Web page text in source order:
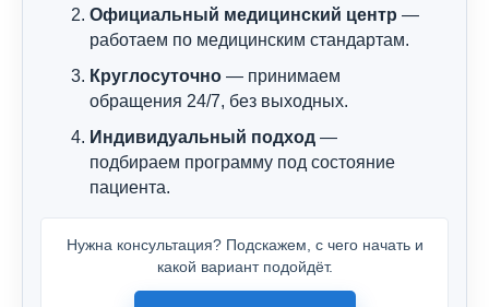
Официальный медицинский центр —
работаем по медицинским стандартам.
Круглосуточно — принимаем
обращения 24/7, без выходных.
Индивидуальный подход —
подбираем программу под состояние
пациента.
Нужна консультация? Подскажем, с чего начать и
какой вариант подойдёт.